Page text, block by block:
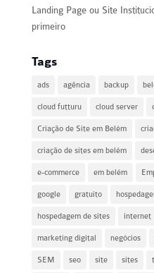
Landing Page ou Site
primeiro
Tags
ads agência backup
cloud futturu cloud server
Criação de Site em Belém
criação de sites em belém
e-commerce em belém
google gratuito
hospedagem de sites internet
marketing digital negócios
SEM seo site sites